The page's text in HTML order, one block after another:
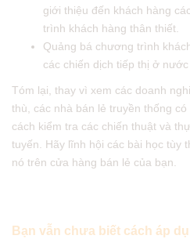
giới thiệu đến khách hàng
trình khách hàng thân thiết.
Quảng bá chương trình
các chiến dịch tiếp thị ở
Tóm lại, thay vì xem các doanh
thù, các nhà bán lẻ truyền thống
cách kiểm tra các chiến thuật và
tuyến. Hãy lĩnh hội các bài học tùy
nó trên cửa hàng bán lẻ của bạn.
Bạn vẫn chưa biết cách áp